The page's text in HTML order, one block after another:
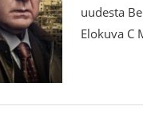
uudesta
Elokuva C